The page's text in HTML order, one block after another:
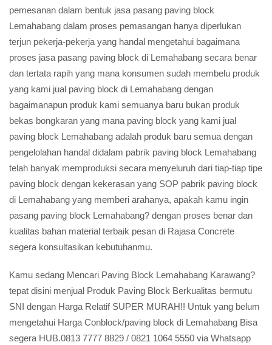
pemesanan dalam bentuk jasa pasang paving block
Lemahabang dalam proses pemasangan hanya diperlukan
terjun pekerja-pekerja yang handal mengetahui bagaimana
proses jasa pasang paving block di Lemahabang secara benar
dan tertata rapih yang mana konsumen sudah membelu produk
yang kami jual paving block di Lemahabang dengan
bagaimanapun produk kami semuanya baru bukan produk
bekas bongkaran yang mana paving block yang kami jual
paving block Lemahabang adalah produk baru semua dengan
pengelolahan handal didalam pabrik paving block Lemahabang
telah banyak memproduksi secara menyeluruh dari tiap-tiap tipe
paving block dengan kekerasan yang SOP pabrik paving block
di Lemahabang yang memberi arahanya, apakah kamu ingin
pasang paving block Lemahabang? dengan proses benar dan
kualitas bahan material terbaik pesan di Rajasa Concrete
segera konsultasikan kebutuhanmu.
Kamu sedang Mencari Paving Block Lemahabang Karawang?
tepat disini menjual Produk Paving Block Berkualitas bermutu
SNI dengan Harga Relatif SUPER MURAH!! Untuk yang belum
mengetahui Harga Conblock/paving block di Lemahabang Bisa
segera HUB.0813 7777 8829 / 0821 1064 5550 via Whatsapp